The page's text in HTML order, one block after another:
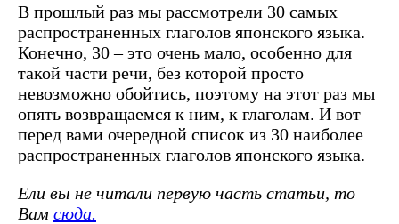
В прошлый раз мы рассмотрели 30 самых
распространенных глаголов японского языка.
Конечно, 30 – это очень мало, особенно для
такой части речи, без которой просто
невозможно обойтись, поэтому на этот раз мы
опять возвращаемся к ним, к глаголам. И вот
перед вами очередной список из 30 наиболее
распространенных глаголов японского языка.
Ели вы не читали первую часть статьи, то
Вам сюда.